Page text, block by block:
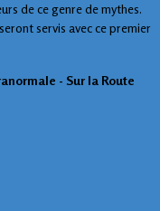
de ce genre de mythes.
servis avec ce premier
- Sur la Route